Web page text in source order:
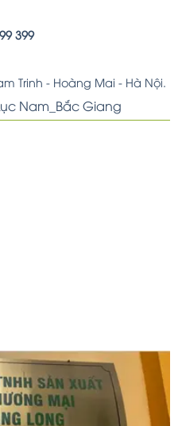
399
Trinh - Hoàng Mai - Hà Nội.
Nam_Bắc Giang